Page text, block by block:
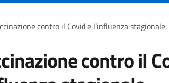
contro il Covid e l’influenza stagionale
contro il